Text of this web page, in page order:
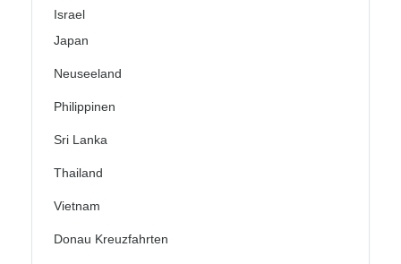
Israel
Japan
Neuseeland
Philippinen
Sri Lanka
Thailand
Vietnam
Donau Kreuzfahrten